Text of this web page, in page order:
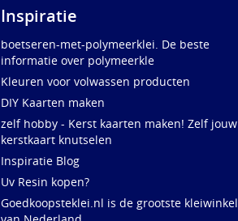
Inspiratie
boetseren-met-polymeerklei. De beste
informatie over polymeerkle
Kleuren voor volwassen producten
DIY Kaarten maken
zelf hobby - Kerst kaarten maken! Zelf jouw
kerstkaart knutselen
Inspiratie Blog
Uv Resin kopen?
Goedkoopsteklei.nl is de grootste kleiwinkel